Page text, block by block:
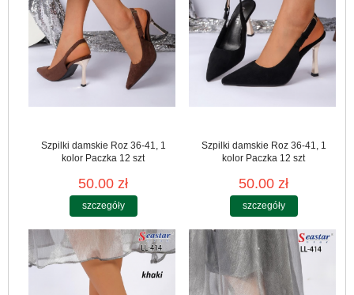
Szpilki damskie Roz 36-41, 1
kolor Paczka 12 szt
50.00 zł
szczegóły
Szpilki damskie Roz 36-41, 1
kolor Paczka 12 szt
50.00 zł
szczegóły